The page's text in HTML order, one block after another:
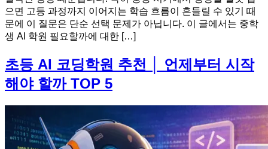
으면 고등 과정까지 이어지는 학습 흐름이 흔들릴 수 있기 때
문에 이 질문은 단순 선택 문제가 아닙니다. 이 글에서는 중학
생 AI 학원 필요할까에 대한 […]
초등 AI 코딩학원 추천 │ 언제부터 시작
해야 할까 TOP 5